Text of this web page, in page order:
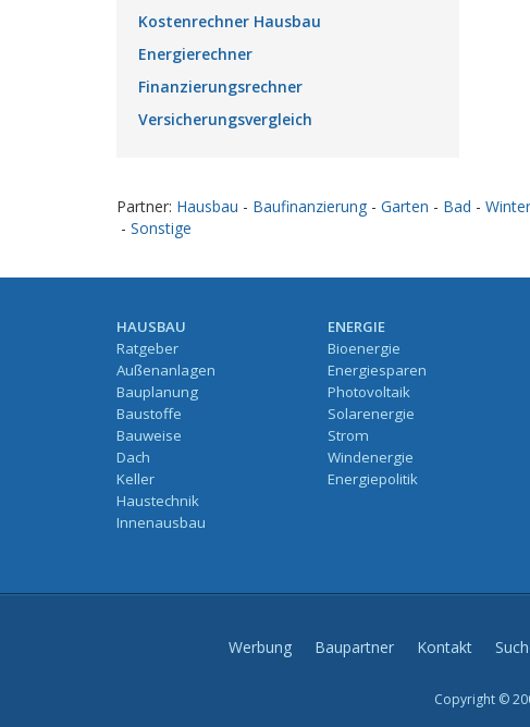
Kostenrechner Hausbau
Energierechner
Finanzierungsrechner
Versicherungsvergleich
Partner: Hausbau - Baufinanzierung - Garten - Bad -
- Sonstige
HAUSBAU
Ratgeber
Außenanlagen
Bauplanung
Baustoffe
Bauweise
Dach
Keller
Haustechnik
Innenausbau
ENERGIE
Bioenergie
Energiesparen
Photovoltaik
Solarenergie
Strom
Windenergie
Energiepolitik
Werbung Baupartner Kontakt
Copyright ©